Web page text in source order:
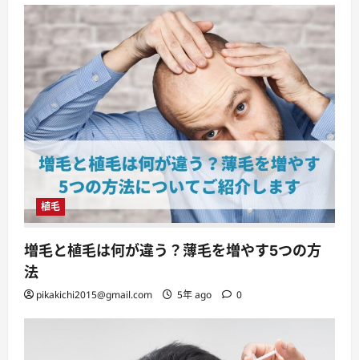
植毛
増毛と植毛は何が違う？薄毛を増やす5つの方
法
pikakichi2015@gmail.com 5年 ago 0